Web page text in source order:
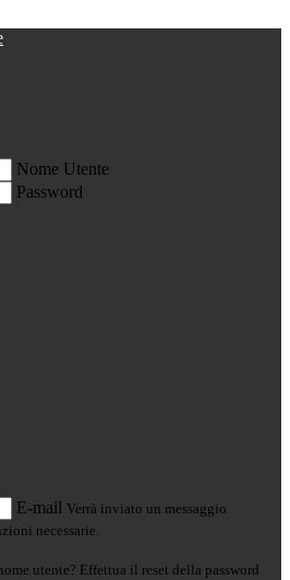
Nome Utente
Password
E-mail Verrà inviato un messaggio
necessarie.
utente? Effettua il reset della password